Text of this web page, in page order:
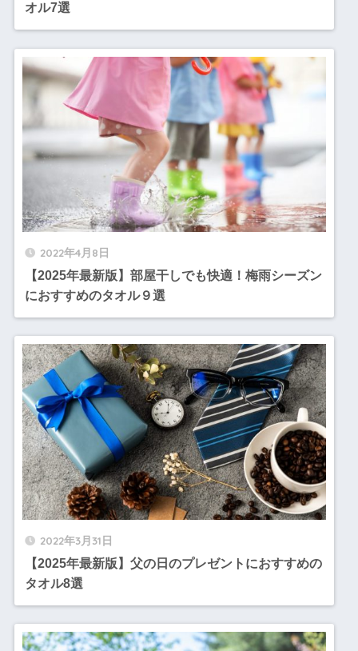
オル7選
2022年4月8日
【2025年最新版】部屋干しでも快適！梅雨シーズン
におすすめのタオル９選
2022年3月31日
【2025年最新版】父の日のプレゼントにおすすめの
タオル8選